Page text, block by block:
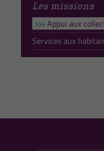
Les missions
Appui aux
Services aux